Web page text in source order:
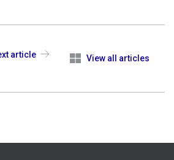
View all articles
article